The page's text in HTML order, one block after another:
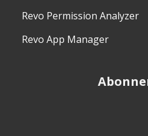
Revo Permission Analyzer
Revo App Manager